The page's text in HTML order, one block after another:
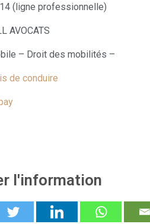
(ligne professionnelle)
AVOCATS
– Droit des mobilités –
de conduire
l'information